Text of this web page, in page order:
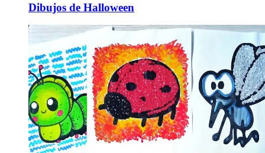
Dibujos de Halloween